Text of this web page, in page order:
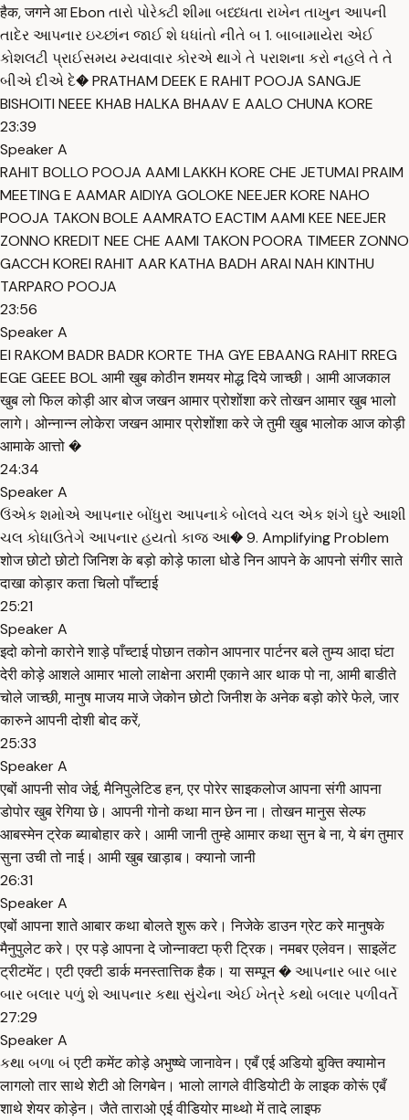
हैक, जगने आ Ebon તારો પોરેક્ટી શીમા બધ્ધ્ધતા રાખેન તાખુન આપની
તાદેર આપનાર ઇચ્છાંન જાઈ શે ધધાંતો નીતે બ 1. બાબામાયેરા એઈ
કોશલટી પ્રાઈસમય મ્યવાવાર કોરએ થાગે તે પરાશના કરો નહલે તે તે
બીએ દીએ દે� PRATHAM DEEK E RAHIT POOJA SANGJE
BISHOITI NEEE KHAB HALKA BHAAV E AALO CHUNA KORE
23:39
Speaker A
RAHIT BOLLO POOJA AAMI LAKKH KORE CHE JETUMAI PRAIM
MEETING E AAMAR AIDIYA GOLOKE NEEJER KORE NAHO
POOJA TAKON BOLE AAMRATO EACTIM AAMI KEE NEEJER
ZONNO KREDIT NEE CHE AAMI TAKON POORA TIMEER ZONNO
GACCH KOREI RAHIT AAR KATHA BADH ARAI NAH KINTHU
TARPARO POOJA
23:56
Speaker A
EI RAKOM BADR BADR KORTE THA GYE EBAANG RAHIT RREG
EGE GEEE BOL आमी खुब कोठीन शमयर मोद्ध दिये जाच्छी। आमी आजकाल
खुब लो फिल कोड़ी आर बोज जखन आमार प्रोशोंशा करे तोखन आमार खुब भालो
लागे। ओन्नान्न लोकेरा जखन आमार प्रोशोंशा करे जे तुमी खुब भालोक आज कोड़ी
आमाके आत्तो �
24:34
Speaker A
ઉંએક શમોએ આપનાર બોંધુરા આપનાકે બોલવે ચલ એક શંગે ઘુરે આશી
ચલ કોધાઉતેગે આપનાર હયતો કાજ આ� 9. Amplifying Problem
शोज छोटो छोटो जिनिश के बड़ो कोड़े फाला धोडे निन आपने के आपनो संगीर साते
दाखा कोड़ार कता चिलो पाँच्टाई
25:21
Speaker A
इदो कोनो कारोने शाड़े पाँच्टाई पोछान तकोन आपनार पार्टनर बले तुम्य आदा घंटा
देरी कोड़े आशले आमार भालो लाक्षेना अरामी एकाने आर थाक पो ना, आमी बाडीते
चोले जाच्छी, मानुष माजय माजे जेकोन छोटो जिनीश के अनेक बड़ो कोरे फेले, जार
कारुने आपनी दोशी बोद करें,
25:33
Speaker A
एबों आपनी सोव जेई, मैनिपुलेटिड हन, एर पोरेर साइकलोज आपना संगी आपना
डोपोर खुब रेगिया छे। आपनी गोनो कथा मान छेन ना। तोखन मानुस सेल्फ
आबस्मेन ट्रेक ब्याबोहार करे। आमी जानी तुम्हे आमार कथा सुन बे ना, ये बंग तुमार
सुना उची तो नाई। आमी खुब खाड़ाब। क्यानो जानी
26:31
Speaker A
एबों आपना शाते आबार कथा बोलते शुरू करे। निजेके डाउन ग्रेट करे मानुषके
मैनुपुलेट करे। एर पड़े आपना दे जोन्नाक्टा फ्री ट्रिक। नमबर एलेवन। साइलेंट
ट्रीटमेंट। एटी एक्टी डार्क मनस्तात्तिक हैक। या सम्पून � આપનાર બાર બાર
બાર બલાર પળું શે આપનાર કથા સુંચેના એઈ ખેત્રે કથો બલાર પળીવર્તે
27:29
Speaker A
કથા બળા બં एटी कमेंट कोड़े अभुष्ष्वे जानावेन। एबँ एई अडियो बुक्ति क्यामोन
लागलो तार साथे शेटी ओ लिगबेन। भालो लागले वीडियोटी के लाइक कोरूं एबँ
शाथे शेयर कोड़ेन। जैते ताराओ एई वीडियोर माथ्थो में तादे लाइफ